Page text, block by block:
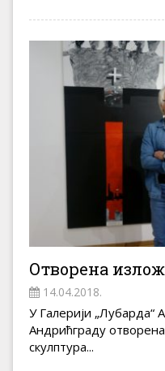
Отворена
14.04.2018.
У Галерији „Лубарда“
Андрићграду
скулптура...